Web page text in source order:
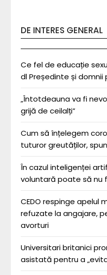
DE INTERES GENERAL
Ce fel de educație
dl Președinte și domnii
„Întotdeauna va fi
grijă de ceilalți”
Cum să înțelegem
tuturor greutăților,
În cazul inteligenței
voluntară poate să nu
CEDO respinge apelul
refuzate la angajare,
avorturi
Universitari britanici
asistată pentru a